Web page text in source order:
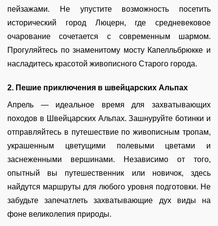
пейзажами. Не упустите возможность посетить
исторический город Люцерн, где средневековое
очарование сочетается с современным шармом.
Прогуляйтесь по знаменитому мосту Капелльбрюкке и
насладитесь красотой живописного Старого города.
2. Пешие приключения в швейцарских Альпах
Апрель — идеальное время для захватывающих
походов в Швейцарских Альпах. Зашнуруйте ботинки и
отправляйтесь в путешествие по живописным тропам,
украшенным цветущими полевыми цветами и
заснеженными вершинами. Независимо от того,
опытный вы путешественник или новичок, здесь
найдутся маршруты для любого уровня подготовки. Не
забудьте запечатлеть захватывающие дух виды на
фоне великолепия природы.